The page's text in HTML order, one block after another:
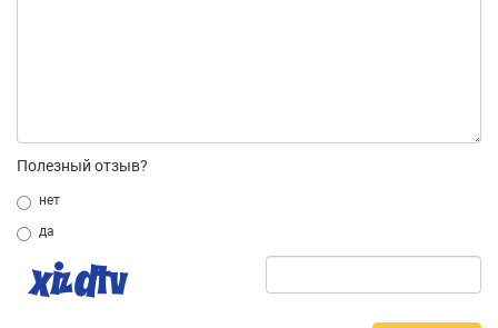
Полезный отзыв?
нет
да